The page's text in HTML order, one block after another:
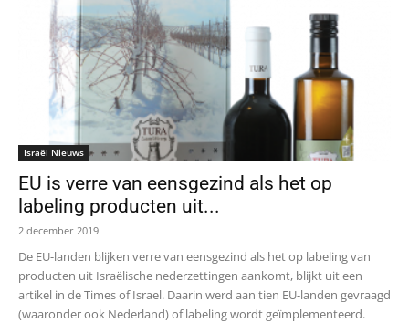
Israël Nieuws
EU is verre van eensgezind als het op
labeling producten uit...
2 december 2019
De EU-landen blijken verre van eensgezind als het op labeling van
producten uit Israëlische nederzettingen aankomt, blijkt uit een
artikel in de Times of Israel. Daarin werd aan tien EU-landen gevraagd
(waaronder ook Nederland) of labeling wordt geïmplementeerd.